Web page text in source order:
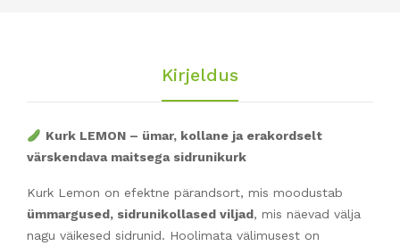
Kirjeldus
Kurk LEMON – ümar, kollane ja erakordselt
värskendava maitsega sidrunikurk
Kurk Lemon on efektne pärandsort, mis moodustab
ümmargused, sidrunikollased viljad, mis näevad välja
nagu väikesed sidrunid. Hoolimata välimusest on